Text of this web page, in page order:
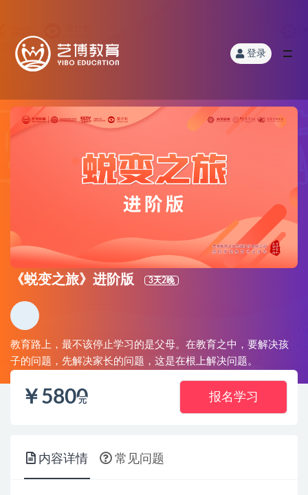
登录
《蜕变之旅》进阶版 3天2晚
教育路上，最不该停止学习的是父母。在教育之中，要解决孩
子的问题，先解决家长的问题，这是在根上解决问题。
￥ 5800
元 报名学习
内容详情 常见问题